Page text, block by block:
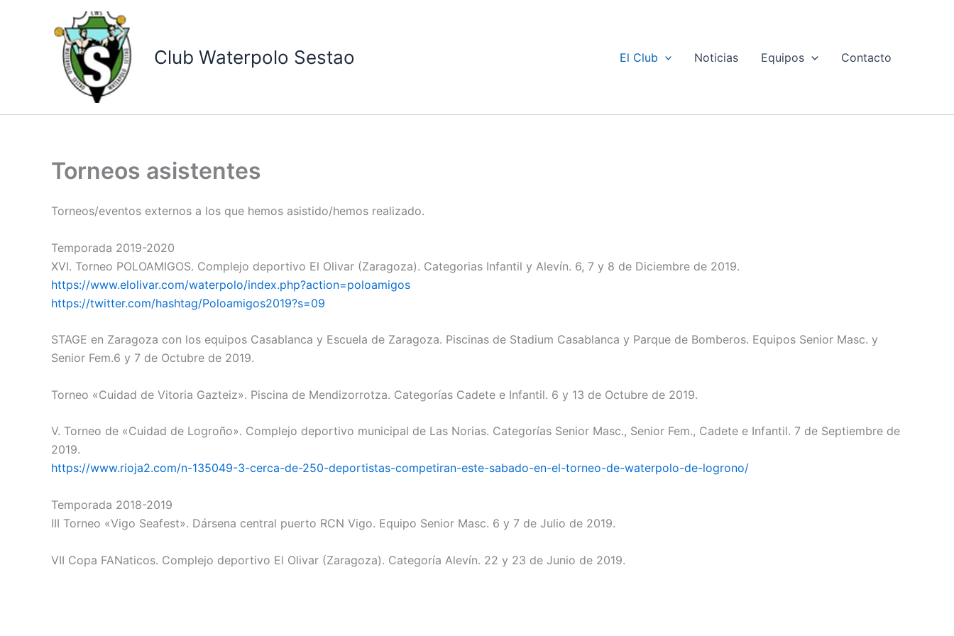
Club Waterpolo Sestao El Club Noticias Equipos Contacto
Torneos asistentes
Torneos/eventos externos a los que hemos asistido/hemos realizado.
Temporada 2019-2020
XVI. Torneo POLOAMIGOS. Complejo deportivo El Olivar (Zaragoza). Categorias Infantil y Alevín. 6, 7 y 8 de Diciembre de 2019.
https://www.elolivar.com/waterpolo/index.php?action=poloamigos
https://twitter.com/hashtag/Poloamigos2019?s=09
STAGE en Zaragoza con los equipos Casablanca y Escuela de Zaragoza. Piscinas de Stadium Casablanca y Parque de Bomberos. Equipos Senior Masc. y
Senior Fem.6 y 7 de Octubre de 2019.
Torneo «Cuidad de Vitoria Gazteiz». Piscina de Mendizorrotza. Categorías Cadete e Infantil. 6 y 13 de Octubre de 2019.
V. Torneo de «Cuidad de Logroño». Complejo deportivo municipal de Las Norias. Categorías Senior Masc., Senior Fem., Cadete e Infantil. 7 de Septiembre de
2019.
https://www.rioja2.com/n-135049-3-cerca-de-250-deportistas-competiran-este-sabado-en-el-torneo-de-waterpolo-de-logrono/
Temporada 2018-2019
III Torneo «Vigo Seafest». Dársena central puerto RCN Vigo. Equipo Senior Masc. 6 y 7 de Julio de 2019.
VII Copa FANaticos. Complejo deportivo El Olivar (Zaragoza). Categoría Alevín. 22 y 23 de Junio de 2019.